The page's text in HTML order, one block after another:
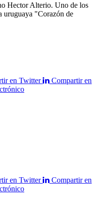
Hector Alterio. Uno de los
uruguaya "Corazón de
en Twitter
Compartir en
en Twitter
Compartir en